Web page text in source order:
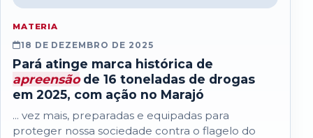
MATERIA
18 DE DEZEMBRO DE 2025
Pará atinge marca histórica de
apreensãode 16 toneladas de drogas
em 2025, com ação no Marajó
... vez mais, preparadas e equipadas para
proteger nossa sociedade contra o flagelo do